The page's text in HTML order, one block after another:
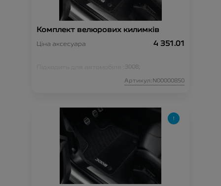
Комплект велюрових килимків
Ціна аксесуара 4 351.01
Підходить для автомобіля : 3008;
Артикул:N00000850